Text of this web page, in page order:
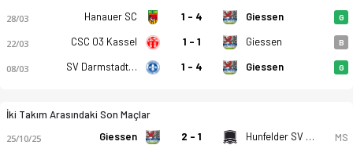
28/03 Hanauer SC 1 - 4 Giessen G
22/03 CSC 03 Kassel 1 - 1 Giessen B
08/03 SV Darmstadt 98 2 1 - 4 Giessen G
İki Takım Arasındaki Son Maçlar
25/10/25 Giessen 2 - 1 Hunfelder SV 1919 MS